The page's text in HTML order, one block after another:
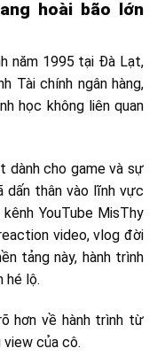
hoài bão lớn
năm 1995 tại Đà Lạt,
Tài chính ngân hàng,
học không liên quan
dành cho game và sự
dấn thân vào lĩnh vực
YouTube MisThy
video, vlog đời
tảng này, hành trình
hé lộ.
hơn về hành trình từ
của cô.